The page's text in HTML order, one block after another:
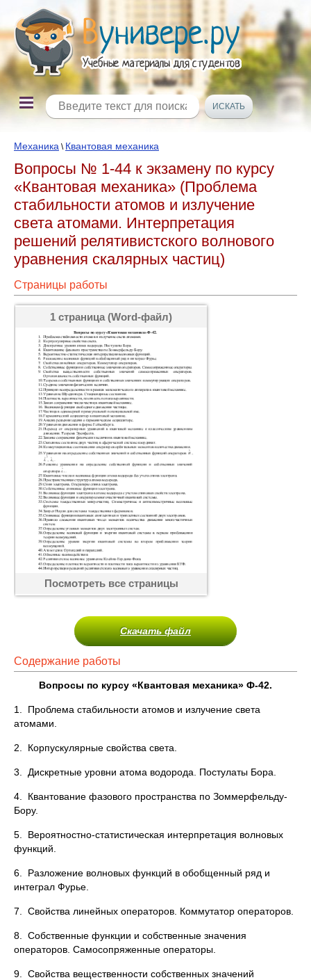
Механика \ Квантовая механика
Вопросы № 1-44 к экзамену по курсу
«Квантовая механика» (Проблема
стабильности атомов и излучение
света атомами. Интерпретация
решений релятивистского волнового
уравнения скалярных частиц)
Страницы работы
1 страница (Word-файл)
Посмотреть все страницы
Скачать файл
Содержание работы
Вопросы по курсу «Квантовая механика» Ф-42.
1. Проблема стабильности атомов и излучение света
атомами.
2. Корпускулярные свойства света.
3. Дискретные уровни атома водорода. Постулаты Бора.
4. Квантование фазового пространства по Зоммерфельду-
Бору.
5. Вероятностно-статистическая интерпретация волновых
функций.
6. Разложение волновых функций в обобщенный ряд и
интеграл Фурье.
7. Свойства линейных операторов. Коммутатор операторов.
8. Собственные функции и собственные значения
операторов. Самосопряженные операторы.
9. Свойства вещественности собственных значений